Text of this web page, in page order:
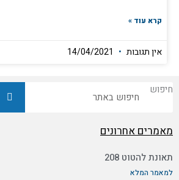
קרא עוד »
אין תגובות
חיפוש
מאמרים אחרונים
תאונת להטוט 208
למאמר המלא